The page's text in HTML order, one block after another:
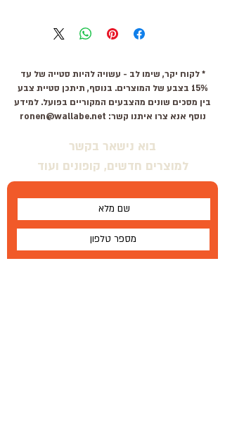
* לקוח יקר, שימו לב - עשויה להיות סטייה של עד
15% בצבע של המוצרים. בנוסף, תיתכן סטיית צבע
בין מסכים שונים מהצבעים המקוריים בפועל. למידע
נוסף אנא צרו איתנו קשר: ronen@wallabe.net
בוא נישאר בקשר
למוצרים חדשים, קופונים ועוד